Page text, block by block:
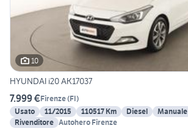
10
HYUNDAI i20 AK17037
7.999 €Firenze(FI)
Usato
11/2015 110517 Km Diesel Manuale
Rivenditore Autohero Firenze